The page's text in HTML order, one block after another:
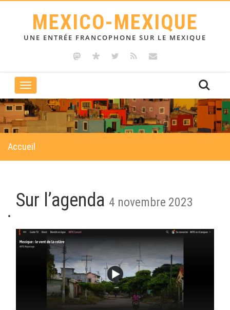
MEXICO-MEXIQUE
UNE ENTRÉE FRANCOPHONE SUR LE MEXIQUE
Toggle
navigation
Accueil
Sur l’agenda 4 novembre 2023